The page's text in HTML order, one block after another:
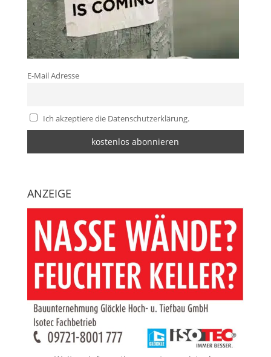
E-Mail Adresse
Ich akzeptiere die Datenschutzerklärung.
ANZEIGE